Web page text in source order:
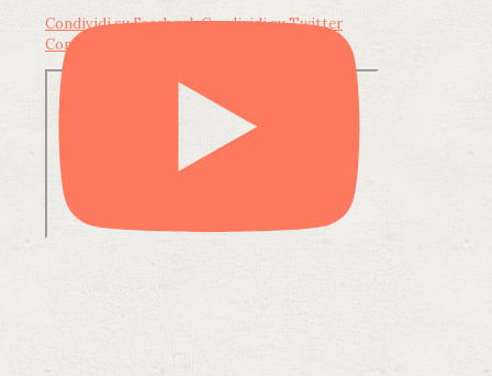
Condividi su FacebookCondividi su Twitter
Condividi su LinkedIn